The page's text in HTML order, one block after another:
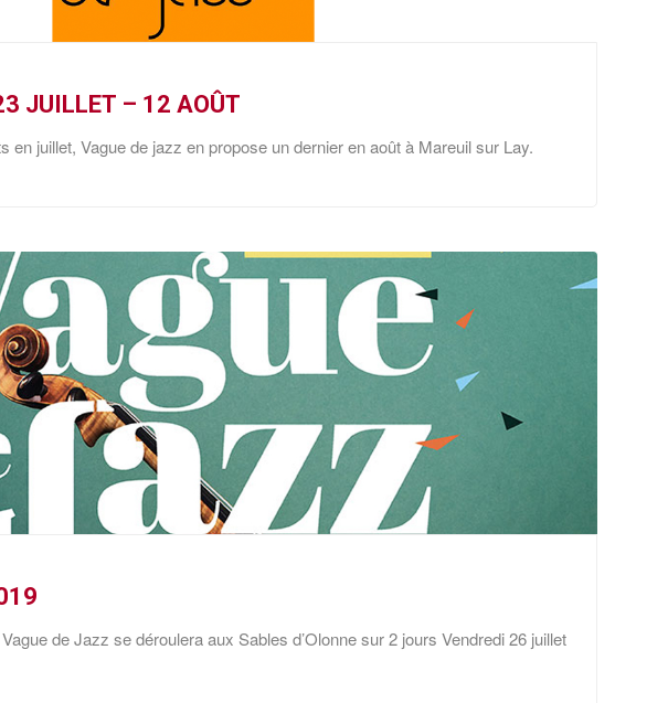
JUILLET – 12 AOÛT
en juillet, Vague de jazz en propose un dernier en août à Mareuil sur Lay.
de Jazz se déroulera aux Sables d’Olonne sur 2 jours Vendredi 26 juillet